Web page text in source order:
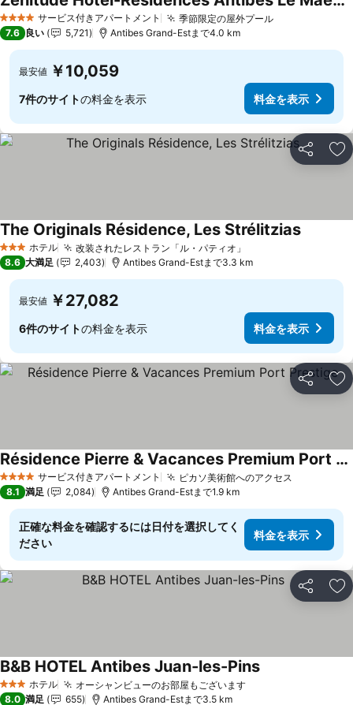
4 ホテルのランクサービス付きアパートメント 季節限定の屋外プール
7.6 良い 5,721 Antibes Grand-Estまで4.0 km
最安値 ￥10,059
7件のサイトの料金を表示 料金を表示
シェア お
3 ホテルのランク
ホテル 改装されたレストラン「ル・パティオ」
The Originals Résidence, Les Strélitzias
8.6 大満足 2,403 Antibes Grand-Estまで3.3 km
最安値 ￥27,082
6件のサイトの料金を表示 料金を表示
シェア お
4 ホテルのランクサービス付きアパートメント ピカソ美術館へのアクセス
Résidence Pierre & Vacances Premium Port Prestige
8.1 満足 2,084 Antibes Grand-Estまで1.9 km
正確な料金を確認するには日付を選択してく
ださい
料金を表示
シェア お
3 ホテルのランク
ホテル オーシャンビューのお部屋もございます
B&B HOTEL Antibes Juan-les-Pins
8.0 満足 655 Antibes Grand-Estまで3.5 km